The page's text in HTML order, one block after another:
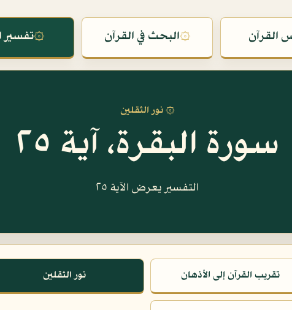
القرآن ۞البحث في القرآن ۞تفسير
۞ نور الثقلين
سورة البقرة، آية ٢٥
التفسير يعرض الآية ٢٥
تقريب القرآن إلى الأذهان نور الثقلين